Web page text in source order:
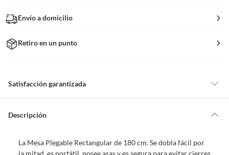
Envío a domicilio
Retiro en un punto
Satisfacción garantizada
de la compra.
comprado por internet y que hay ciertas categorías que no tienen este
Descripción
La Mesa Plegable Rectangular de 180 cm. Se dobla fácil por
la mitad, es portátil, posee asas y es segura para evitar cierres